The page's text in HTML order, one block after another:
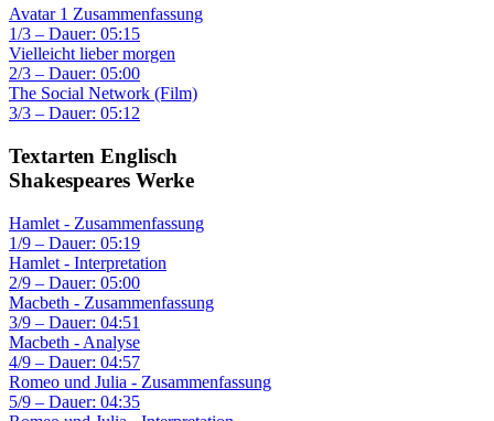
Avatar 1 Zusammenfassung
1/3 – Dauer: 05:15
Vielleicht lieber morgen
2/3 – Dauer: 05:00
The Social Network (Film)
3/3 – Dauer: 05:12
Textarten Englisch
Shakespeares Werke
Hamlet - Zusammenfassung
1/9 – Dauer: 05:19
Hamlet - Interpretation
2/9 – Dauer: 05:00
Macbeth - Zusammenfassung
3/9 – Dauer: 04:51
Macbeth - Analyse
4/9 – Dauer: 04:57
Romeo und Julia - Zusammenfassung
5/9 – Dauer: 04:35